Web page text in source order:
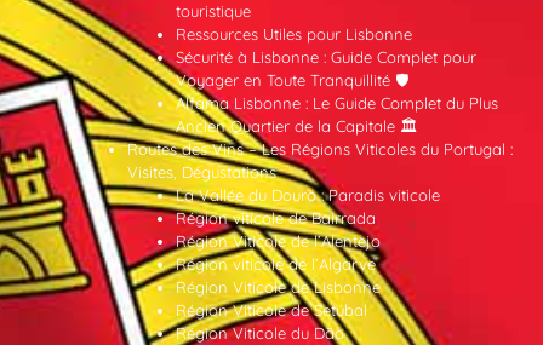
touristique
Ressources Utiles pour Lisbonne
Sécurité à Lisbonne : Guide Complet pour
Voyager en Toute Tranquillité 🛡️
Alfama Lisbonne : Le Guide Complet du Plus
Ancien Quartier de la Capitale 🏛️
Routes des Vins – Les Régions Viticoles du Portugal :
Visites, Dégustations
La Vallée du Douro : Paradis viticole
Région viticole de Bairrada
Région Viticole de l’Alentejo
Région viticole de l’Algarve
Région Viticole de Lisbonne
Région Viticole de Setúbal
Région Viticole du Dão